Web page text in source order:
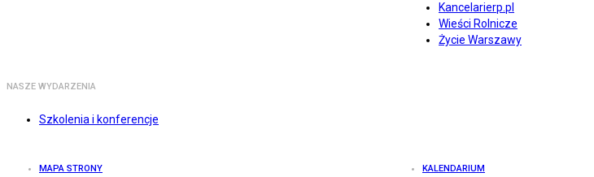
Kancelarierp.pl
Wieści Rolnicze
Życie Warszawy
NASZE WYDARZENIA
Szkolenia i konferencje
MAPA STRONY KALENDARIUM